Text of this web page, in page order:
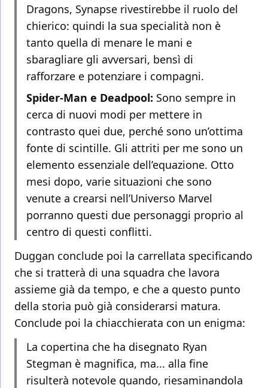
Dragons, Synapse rivestirebbe il ruolo del
chierico: quindi la sua specialità non è
tanto quella di menare le mani e
sbaragliare gli avversari, bensì di
rafforzare e potenziare i compagni.
Spider-Man e Deadpool: Sono sempre in
cerca di nuovi modi per mettere in
contrasto quei due, perché sono un’ottima
fonte di scintille. Gli attriti per me sono un
elemento essenziale dell’equazione. Otto
mesi dopo, varie situazioni che sono
venute a crearsi nell’Universo Marvel
porranno questi due personaggi proprio al
centro di questi conflitti.
Duggan conclude poi la carrellata specificando
che si tratterà di una squadra che lavora
assieme già da tempo, e che a questo punto
della storia può già considerarsi matura.
Conclude poi la chiacchierata con un enigma:
La copertina che ha disegnato Ryan
Stegman è magnifica, ma... alla fine
risulterà notevole quando, riesaminandola